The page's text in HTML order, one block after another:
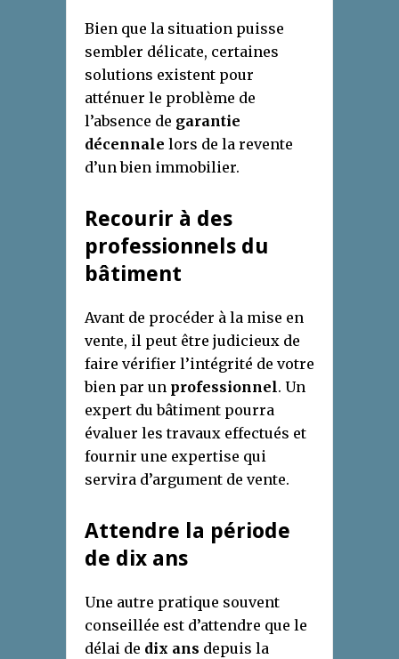
Bien que la situation puisse
sembler délicate, certaines
solutions existent pour
atténuer le problème de
l’absence de garantie
décennale lors de la revente
d’un bien immobilier.
Recourir à des
professionnels du
bâtiment
Avant de procéder à la mise en
vente, il peut être judicieux de
faire vérifier l’intégrité de votre
bien par un professionnel. Un
expert du bâtiment pourra
évaluer les travaux effectués et
fournir une expertise qui
servira d’argument de vente.
Attendre la période
de dix ans
Une autre pratique souvent
conseillée est d’attendre que le
délai de dix ans depuis la